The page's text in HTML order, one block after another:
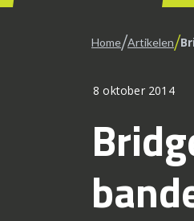
Home/Artikelen/
8 oktober 2014